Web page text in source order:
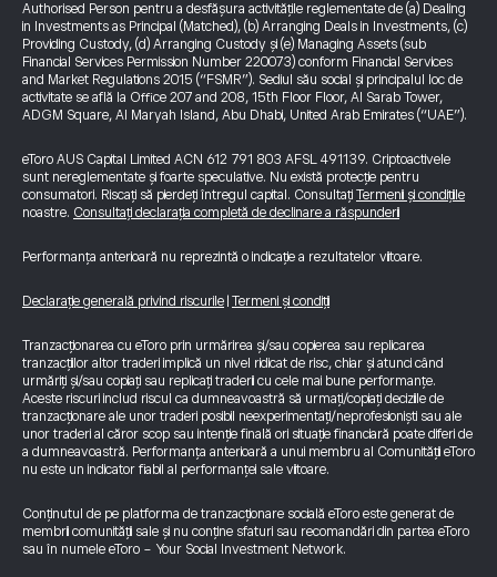
Authorised Person pentru a desfășura activitățile reglementate de (a) Dealing
in Investments as Principal (Matched), (b) Arranging Deals in Investments, (c)
Providing Custody, (d) Arranging Custody și (e) Managing Assets (sub
Financial Services Permission Number 220073) conform Financial Services
and Market Regulations 2015 (“FSMR”). Sediul său social și principalul loc de
activitate se află la Office 207 and 208, 15th Floor Floor, Al Sarab Tower,
ADGM Square, Al Maryah Island, Abu Dhabi, United Arab Emirates (“UAE”).
eToro AUS Capital Limited ACN 612 791 803 AFSL 491139. Criptoactivele
sunt nereglementate și foarte speculative. Nu există protecție pentru
consumatori. Riscați să pierdeți întregul capital. Consultați Termenii și condițiile
noastre. Consultați declarația completă de declinare a răspunderii
Performanța anterioară nu reprezintă o indicație a rezultatelor viitoare.
Declarație generală privind riscurile Termeni și condiții
Tranzacționarea cu eToro prin urmărirea și/sau copierea sau replicarea
tranzacțiilor altor traderi implică un nivel ridicat de risc, chiar și atunci când
urmăriți și/sau copiați sau replicați traderii cu cele mai bune performanțe.
Aceste riscuri includ riscul ca dumneavoastră să urmați/copiați deciziile de
tranzacționare ale unor traderi posibil neexperimentați/neprofesioniști sau ale
unor traderi al căror scop sau intenție finală ori situație financiară poate diferi de
a dumneavoastră. Performanța anterioară a unui membru al Comunității eToro
nu este un indicator fiabil al performanței sale viitoare.
Conținutul de pe platforma de tranzacționare socială eToro este generat de
membrii comunității sale și nu conține sfaturi sau recomandări din partea eToro
sau în numele eToro - Your Social Investment Network.